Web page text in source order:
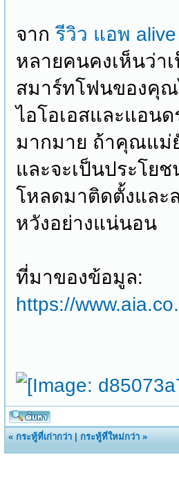
จากรีวิว แอพ
หลายคนคงเห็นว่า
สมาร์ทโฟนของคุณ
ไอโอเอสและแอน
มากมาย ถ้าคุณแม่
และจะเป็นประโย
โหลดมาติดตั้งและ
หวังอย่างแน่นอน
ที่มาของข้อมูล:
https://
«กระทู้ที่เก่ากว่า |กระทู้ที่ใหม่กว่า »